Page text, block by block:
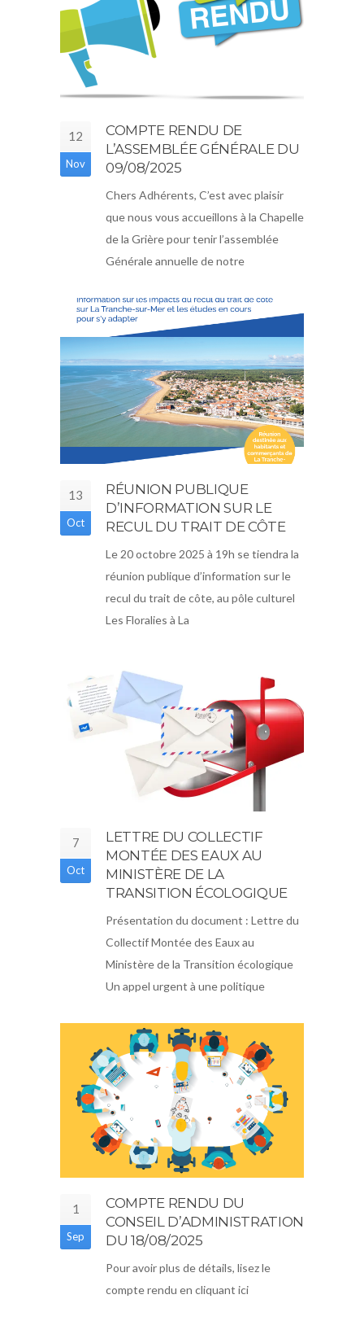
12
Nov
COMPTE RENDU DE
L’ASSEMBLÉE GÉNÉRALE DU
09/08/2025
Chers Adhérents, C’est avec plaisir
que nous vous accueillons à la Chapelle
de la Grière pour tenir l’assemblée
Générale annuelle de notre
13
Oct
RÉUNION PUBLIQUE
D’INFORMATION SUR LE
RECUL DU TRAIT DE CÔTE
Le 20 octobre 2025 à 19h se tiendra la
réunion publique d’information sur le
recul du trait de côte, au pôle culturel
Les Floralies à La
7
Oct
LETTRE DU COLLECTIF
MONTÉE DES EAUX AU
MINISTÈRE DE LA
TRANSITION ÉCOLOGIQUE
Présentation du document : Lettre du
Collectif Montée des Eaux au
Ministère de la Transition écologique
Un appel urgent à une politique
1
Sep
COMPTE RENDU DU
CONSEIL D’ADMINISTRATION
DU 18/08/2025
Pour avoir plus de détails, lisez le
compte rendu en cliquant ici